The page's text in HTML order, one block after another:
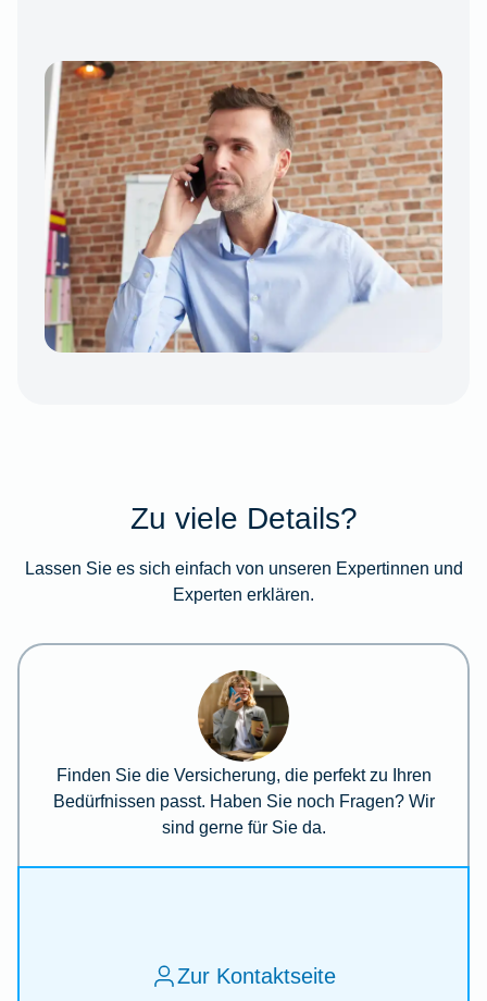
Zu viele Details?
Lassen Sie es sich einfach von unseren Expertinnen und
Experten erklären.
Finden Sie die Versicherung, die perfekt zu Ihren
Bedürfnissen passt. Haben Sie noch Fragen? Wir
sind gerne für Sie da.
Zur Kontaktseite